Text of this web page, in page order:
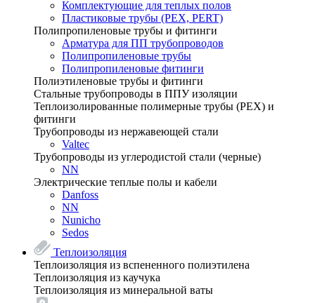
Комплектующие для теплых полов
Пластиковые трубы (РЕХ, PERT)
Полипропиленовые трубы и фитинги
Арматура для ПП трубопроводов
Полипропиленовые трубы
Полипропиленовые фитинги
Полиэтиленовые трубы и фитинги
Стальные трубопроводы в ППУ изоляции
Теплоизолированные полимерные трубы (РЕХ) и
фитинги
Трубопроводы из нержавеющей стали
Valtec
Трубопроводы из углеродистой стали (черные)
NN
Электрические теплые полы и кабели
Danfoss
NN
Nunicho
Sedos
Теплоизоляция
Теплоизоляция из вспененного полиэтилена
Теплоизоляция из каучука
Теплоизоляция из минеральной ваты